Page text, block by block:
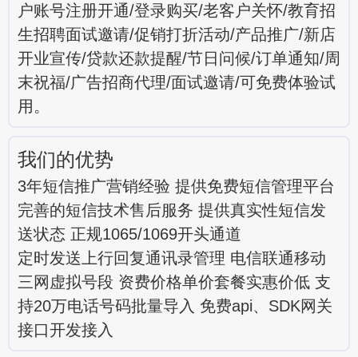
户账号注册开通/登录购买/老客户关怀/教育招
生招聘面试邀请/促销打折活动/产品推广/新店
开业宣传/贷款还款提醒/节日问候/订单通知/周
末祝福/广告招商代理/面试邀请/可免费体验试
用。
我们的优势
3年短信推广营销经验 提供免费短信管理平台
完善的短信技术售后服务 提供真实性短信发
送状态 正规1065/1069开头通道
定时发送上行回复通讯录管理 电信联通移动
三网虚拟号段 资费价格单价套餐实惠价低 支
持20万电话号码批量导入 免费api、SDK网关
接口开发接入